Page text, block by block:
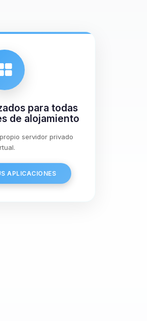
para todas
de alojamiento
servidor privado
APLICACIONES